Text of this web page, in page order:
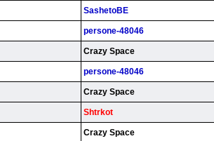
SashetoBE
persone-48046
Crazy Space
persone-48046
Crazy Space
Shtrkot
Crazy Space